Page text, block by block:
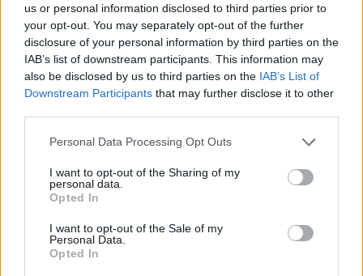
us or personal information disclosed to third parties prior to
your opt-out. You may separately opt-out of the further
disclosure of your personal information by third parties on the
IAB’s list of downstream participants. This information may
also be disclosed by us to third parties on the IAB’s List of
Downstream Participants that may further disclose it to other
Please note that this website/app uses one or more Google
not limited to your visit or usage behaviour. You may click to
grant or deny consent to Google and its third-party tags to
use your data for below specified purposes in below Google
consent section.
Personal Data Processing Opt Outs
I want to opt-out of the Sharing of my
personal data.
Opted In
I want to opt-out of the Sale of my
Personal Data.
Opted In
7 #11 Ignacio Cornejo (CHI) Hero 450 Rally
+1:01:31
8 #46 Ross Branch (BWA) Hero 450 Rally +2:21:29
9 #85 Preston Campbell (USA) Honda CRF 450
Rally (Rally2) +2:28:15
10 #16 Toni Mulec (SVN) KTM 450 Rally (Rally2)
+2:31:38
11 #7 Bradley Cox (RSA) Sherco 450 Rally
12 #84 Martim Ventura (POR) Honda CRF 450